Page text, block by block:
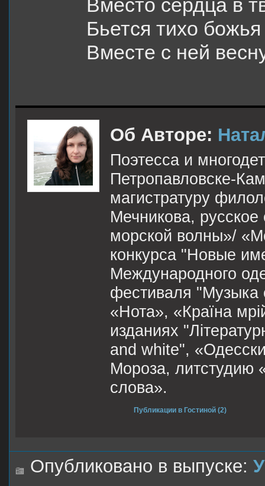
Вместо сердца в
Бьется тихо
Вместе с ней
Об Авторе:
Поэтесса и
Петропавловске-
магистратуру
Мечникова,
морской волны»/
конкурса "Новые
Международного
фестиваля "Музыка
«Нота», «Країна
изданиях
and white",
Мороза, литстудию
слова».
Публикации в Гостиной (2)
Опубликовано в выпуске: